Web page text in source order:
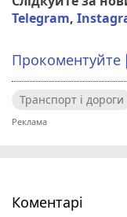
Telegram,
Прокоментуйте
Транспорт і дороги
Коментарі